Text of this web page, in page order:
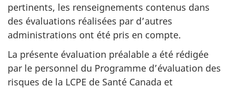
pertinents, les renseignements contenus dans
des évaluations réalisées par d’autres
administrations ont été pris en compte.
La présente évaluation préalable a été rédigée
par le personnel du Programme d’évaluation des
risques de la LCPE de Santé Canada et